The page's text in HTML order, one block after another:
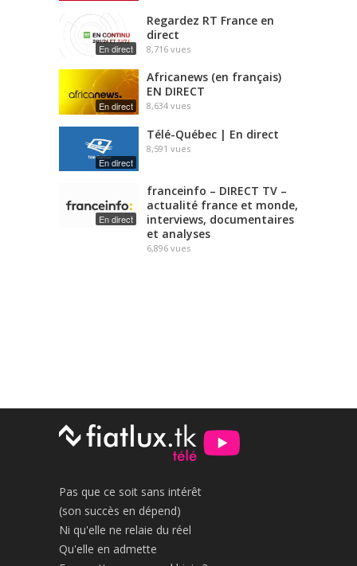
En direct
Regardez RT France en
direct
8,716 vues
En direct
Africanews (en français)
EN DIRECT
8,634 vues
En direct
Télé-Québec | En direct
8,591 vues
En direct
franceinfo – DIRECT TV –
actualité france et monde,
interviews, documentaires
et analyses
6,896 vues
Pas que ce soit sans intérêt
(son succès en dépend)
Ni qu'elle ne relaie du réel
Qu'elle en admette